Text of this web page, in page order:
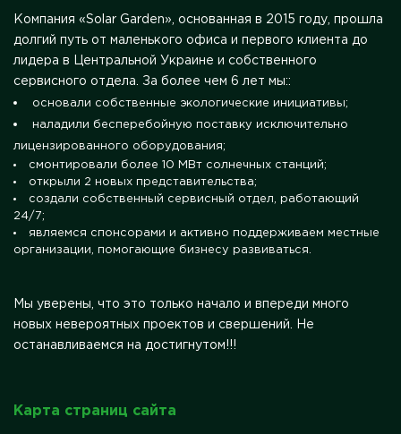
Карта страниц сайта
Компания «Solar Garden», основанная в 2015 году, прошла
долгий путь от маленького офиса и первого клиента до
лидера в Центральной Украине и собственного
сервисного отдела. За более чем 6 лет мы::
основали собственные экологические инициативы;
наладили бесперебойную поставку исключительно
лицензированного оборудования;
смонтировали более 10 МВт солнечных станций;
открыли 2 новых представительства;
создали собственный сервисный отдел, работающий
24/7;
являемся спонсорами и активно поддерживаем местные
организации, помогающие бизнесу развиваться.
Мы уверены, что это только начало и впереди много
новых невероятных проектов и свершений. Не
останавливаемся на достигнутом!!!